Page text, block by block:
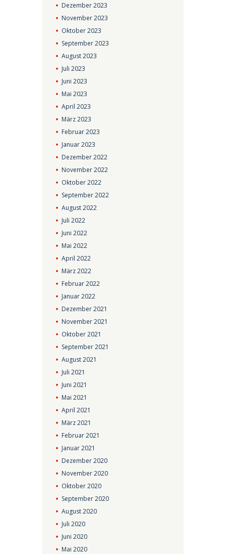
Dezember2023
November2023
Oktober2023
September2023
August2023
Juli2023
Juni2023
Mai2023
April2023
März2023
Februar2023
Januar2023
Dezember2022
November2022
Oktober2022
September2022
August2022
Juli2022
Juni2022
Mai2022
April2022
März2022
Februar2022
Januar2022
Dezember2021
November2021
Oktober2021
September2021
August2021
Juli2021
Juni2021
Mai2021
April2021
März2021
Februar2021
Januar2021
Dezember2020
November2020
Oktober2020
September2020
August2020
Juli2020
Juni2020
Mai2020